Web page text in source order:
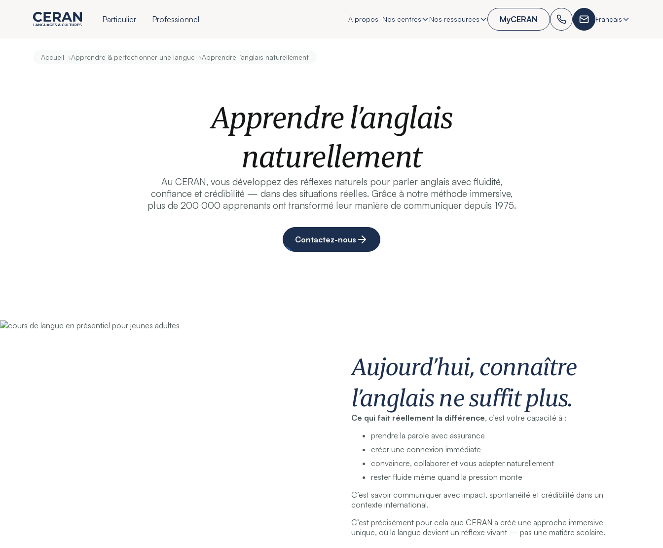
Particulier Professionnel À propos Nos centres Nos ressources MyCERAN Français
Accueil ›Apprendre & perfectionner une langue ›Apprendre l’anglais naturellement
Apprendre l’anglais
naturellement
Au CERAN, vous développez des réflexes naturels pour parler anglais avec fluidité,
confiance et crédibilité — dans des situations réelles. Grâce à notre méthode immersive,
plus de 200 000 apprenants ont transformé leur manière de communiquer depuis 1975.
Contactez-nous
Aujourd’hui, connaître
l’anglais ne suffit plus.
Ce qui fait réellement la différence, c’est votre capacité à :
prendre la parole avec assurance
créer une connexion immédiate
convaincre, collaborer et vous adapter naturellement
rester fluide même quand la pression monte
C’est savoir communiquer avec impact, spontanéité et crédibilité dans un
contexte international.
C’est précisément pour cela que CERAN a créé une approche immersive
unique, où la langue devient un réflexe vivant — pas une matière scolaire.